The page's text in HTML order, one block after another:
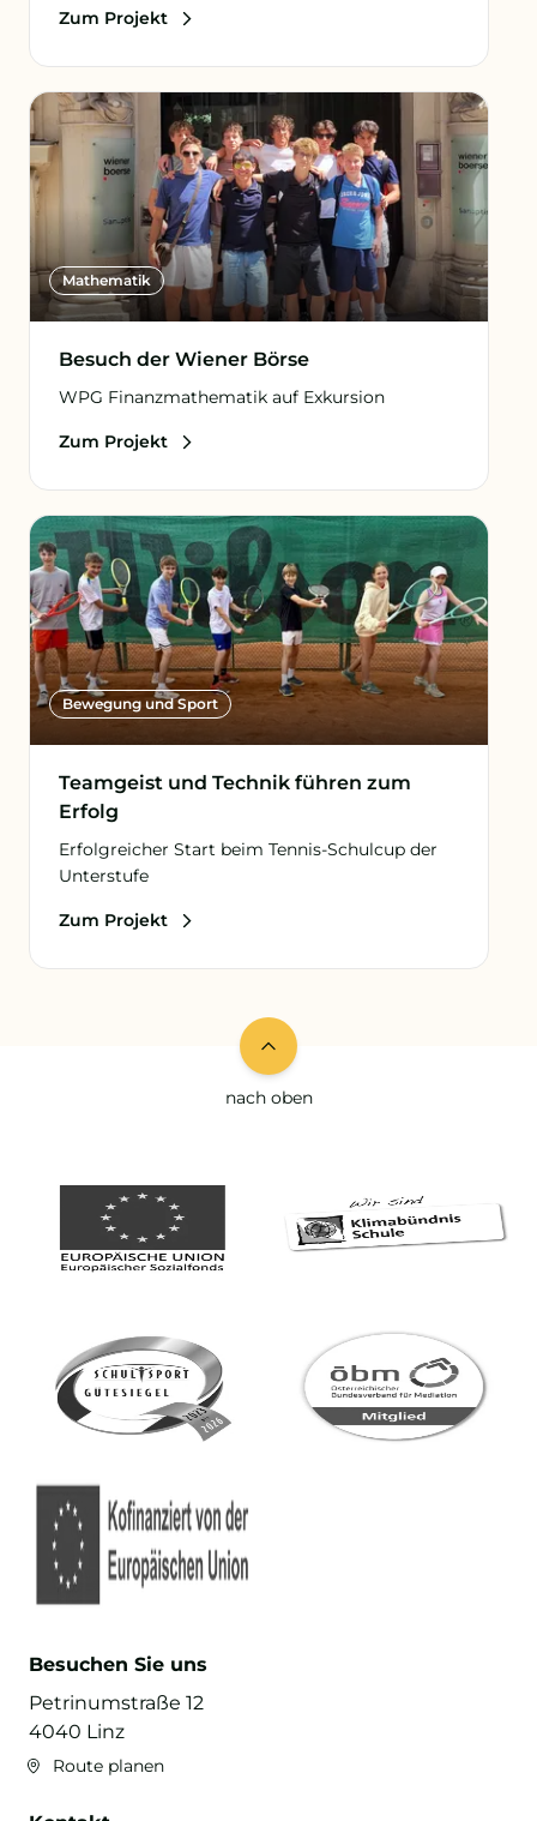
Zum Projekt
Mathematik
Besuch der Wiener Börse
WPG Finanzmathematik auf Exkursion
Zum Projekt
Bewegung und Sport
Teamgeist und Technik führen zum
Erfolg
Erfolgreicher Start beim Tennis-Schulcup der
Unterstufe
Zum Projekt
nach oben
Besuchen Sie uns
Petrinumstraße 12
4040 Linz
Route planen